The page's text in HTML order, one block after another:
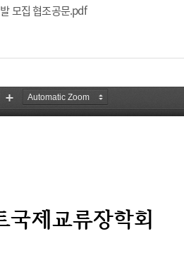
모집 협조공문.pdf파일 다운로드
운로드
운로드